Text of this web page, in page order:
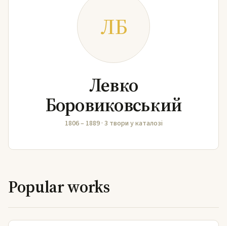
ЛБ
Левко
Боровиковський
1806 – 1889 · 3 твори у каталозі
Popular works
Козак